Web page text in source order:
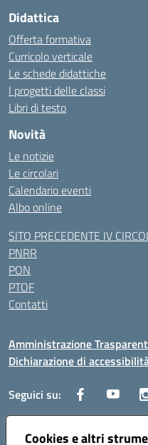
Cookies e altri
Didattica
Offerta formativa
Curricolo verticale
Le schede didattiche
I progetti delle classi
Libri di testo
Novità
Le notizie
Le circolari
Calendario eventi
Albo online
SITO PRECEDENTE IV
PNRR
PON
PTOF
Contatti
Amministrazione
Dichiarazione di
Seguici su: